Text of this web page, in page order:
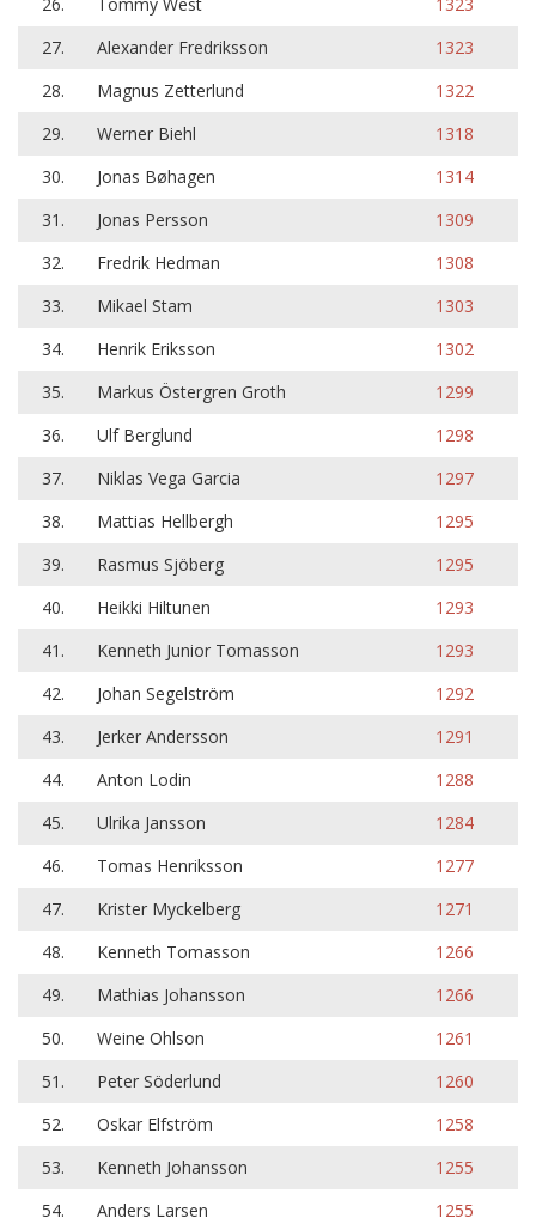
27.
Alexander Fredriksson
1323
28.
Magnus Zetterlund
1322
29.
Werner Biehl
1318
30.
Jonas Bøhagen
1314
31.
Jonas Persson
1309
32.
Fredrik Hedman
1308
33.
Mikael Stam
1303
34.
Henrik Eriksson
1302
35.
Markus Östergren Groth
1299
36.
Ulf Berglund
1298
37.
Niklas Vega Garcia
1297
38.
Mattias Hellbergh
1295
39.
Rasmus Sjöberg
1295
40.
Heikki Hiltunen
1293
41.
Kenneth Junior Tomasson
1293
42.
Johan Segelström
1292
43.
Jerker Andersson
1291
44.
Anton Lodin
1288
45.
Ulrika Jansson
1284
46.
Tomas Henriksson
1277
47.
Krister Myckelberg
1271
48.
Kenneth Tomasson
1266
49.
Mathias Johansson
1266
50.
Weine Ohlson
1261
51.
Peter Söderlund
1260
52.
Oskar Elfström
1258
53.
Kenneth Johansson
1255
54.
Anders Larsen 1255